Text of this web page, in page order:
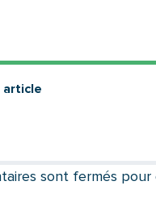
article
sont fermés pour